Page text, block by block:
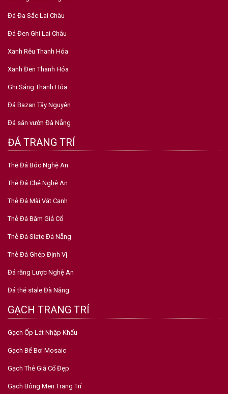
Đá Đa Sắc Lai Châu
Đá Đen Ghi Lai Châu
Xanh Rêu Thanh Hóa
Xanh Đen Thanh Hóa
Ghi Sáng Thanh Hóa
Đá Bazan Tây Nguyên
Đá sân vườn Đà Nẵng
ĐÁ TRANG TRÍ
Thẻ Đá Bóc Nghệ An
Thẻ Đá Chẻ Nghệ An
Thẻ Đá Mài Vát Cạnh
Thẻ Đá Băm Giả Cổ
Thẻ Đá Slate Đà Nẵng
Thẻ Đá Ghép Định Vị
Đá răng Lược Nghệ An
Đá thẻ stale Đà Nẵng
GẠCH TRANG TRÍ
Gạch Ốp Lát Nhập Khẩu
Gạch Bể Bơi Mosaic
Gạch Thẻ Giả Cổ Đẹp
Gạch Bông Men Trang Trí